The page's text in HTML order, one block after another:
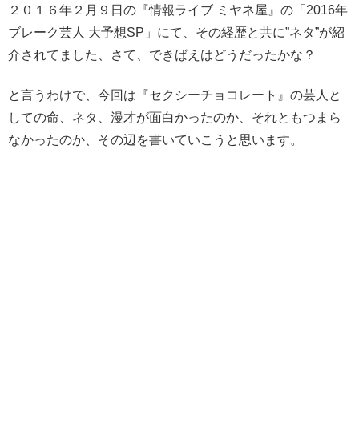
２０１６年２月９日の 『情報ライブ ミヤネ屋』の「2016年
ブレーク芸人 大予想SP」 にて、その経歴と共に”ネタ”が紹
介されてました、さて、 できばえはどうだったかな？
と言うわけで、今回は『セクシーチョコレート』の芸人と
しての命、ネタ、漫才が面白かったのか、それともつまら
なかったのか、その辺を書いていこうと思います。